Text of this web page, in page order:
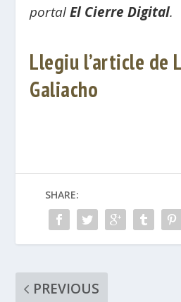
portalEl Cierre Digital.
Llegiu l’article de
Galiacho
SHARE:
PREVIOUS